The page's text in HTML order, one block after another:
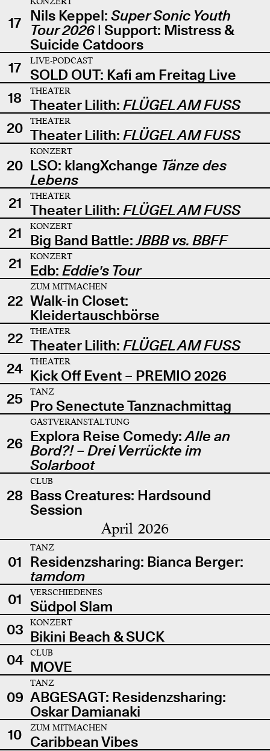
17 Nils Keppel: Super Sonic Youth
Tour 2026| Support: Mistress &
Suicide Catdoors
17
LIVE-PODCAST
SOLD OUT: Kafi am Freitag Live
18
THEATER
Theater Lilith: FLÜGEL AM FUSS
20
THEATER
Theater Lilith: FLÜGEL AM FUSS
20
KONZERT
LSO: klangXchange Tänze des
Lebens
21
THEATER
Theater Lilith: FLÜGEL AM FUSS
21
KONZERT
Big Band Battle:JBBB vs. BBFF
21
KONZERT
Edb: Eddie's Tour
22
ZUM MITMACHEN
Walk-in Closet:
Kleidertauschbörse
22
THEATER
Theater Lilith: FLÜGEL AM FUSS
24
THEATER
Kick Off Event – PREMIO 2026
25
TANZ
Pro Senectute Tanznachmittag
26
GASTVERANSTALTUNG
Explora Reise Comedy:Alle an
Bord?! – Drei Verrückte im
Solarboot
28
CLUB
Bass Creatures: Hardsound
Session
April 2026
01
TANZ
Residenzsharing: Bianca Berger:
tamdom
01
VERSCHIEDENES
Südpol Slam
03
KONZERT
Bikini Beach & SUCK
04
CLUB
MOVE
09
TANZ
ABGESAGT: Residenzsharing:
Oskar Damianaki
10
ZUM MITMACHEN
Caribbean Vibes